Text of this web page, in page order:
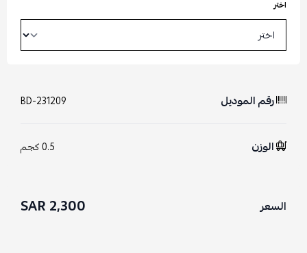
اختر
رقم الموديل BD-231209
الوزن 0.5 كجم
السعر 2,300 SAR